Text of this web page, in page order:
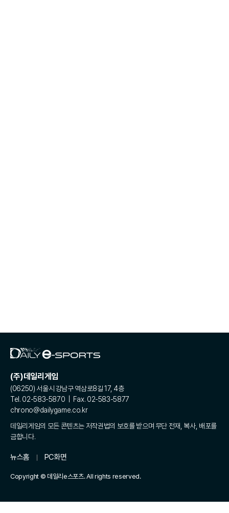
(주)데일리게임
(06250) 서울시 강남구 역삼로8길 17, 4층
Tel. 02-583-5870 | Fax. 02-583-5877
chrono@dailygame.co.kr
데일리게임의 모든 콘텐츠는 저작권법의 보호를 받으며 무단 전재, 복사, 배포를
금합니다.
뉴스홈 PC화면
Copyright © 데일리e스포츠. All rights reserved.